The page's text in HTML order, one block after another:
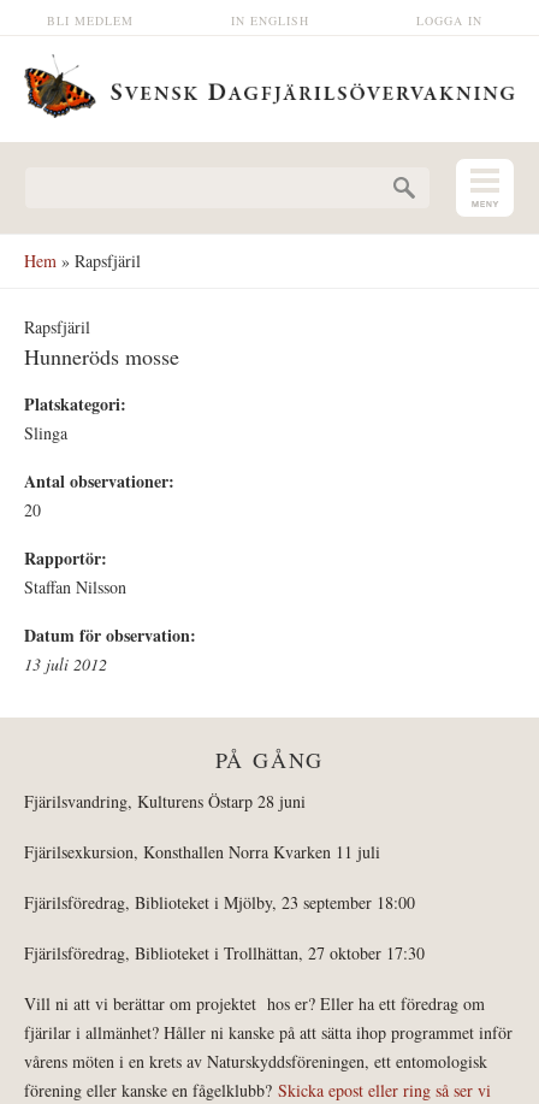
Hoppa till huvudinnehåll LOGGA IN
IN ENGLISH
BLI MEDLEM
Hem » Rapsfjäril
Rapsfjäril
Hunneröds mosse
Platskategori:
Slinga
Antal observationer:
20
Rapportör:
Staffan Nilsson
Datum för observation:
13 juli 2012
PÅ GÅNG
Fjärilsvandring, Kulturens Östarp 28 juni
Fjärilsexkursion, Konsthallen Norra Kvarken 11 juli
Fjärilsföredrag, Biblioteket i Mjölby, 23 september 18:00
Fjärilsföredrag, Biblioteket i Trollhättan, 27 oktober 17:30
Vill ni att vi berättar om projektet hos er? Eller ha ett föredrag om
fjärilar i allmänhet? Håller ni kanske på att sätta ihop programmet inför
vårens möten i en krets av Naturskyddsföreningen, ett entomologisk
förening eller kanske en fågelklubb? Skicka epost eller ring så ser vi